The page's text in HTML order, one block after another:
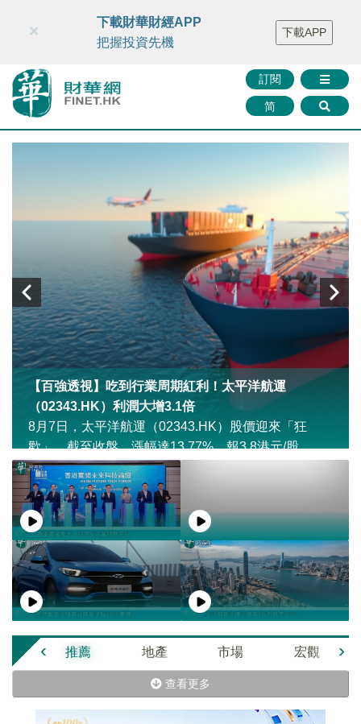
財華智庫網 FINTV FINMETA 財華證券 媒體矩陣
智庫沙龍
聯絡我們
訂閱
简
×
下載財華財經APP
把握投資先機
下載APP
【百強透視】吃到行業周期紅利！太平洋航運
（02343.HK）利潤大增3.1倍
8月7日，太平洋航運（02343.HK）股價迎來「狂
歡」，截至收盤，漲幅達13.77%，報3.8港元/股。
推薦 地產 市場 宏觀
‹ ›
查看更多